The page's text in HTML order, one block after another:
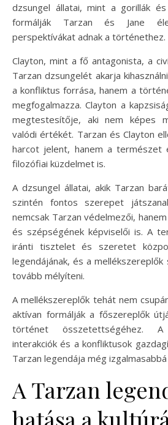
dzsungel állatai, mint a gorillák
formálják Tarzan és Jane
perspektívákat adnak a történethez.
Clayton, mint a fő antagonista, a
Tarzan dzsungelét akarja
a konfliktus forrása, hanem a
megfogalmazza. Clayton a
megtestesítője, aki nem képes
valódi értékét. Tarzan és Clayton
harcot jelent, hanem a természet
filozófiai küzdelmet is.
A dzsungel állatai, akik Tarzan
szintén fontos szerepet
nemcsak Tarzan védelmezői,
és szépségének képviselői is. A
iránti tisztelet és szeretet
legendájának, és a
tovább mélyíteni.
A mellékszereplők tehát nem
aktívan formálják a főszereplők
történet összetettségéhez.
interakciók és a konfliktusok
Tarzan legendája még izgalmasabbá
A Tarzan
hatása a